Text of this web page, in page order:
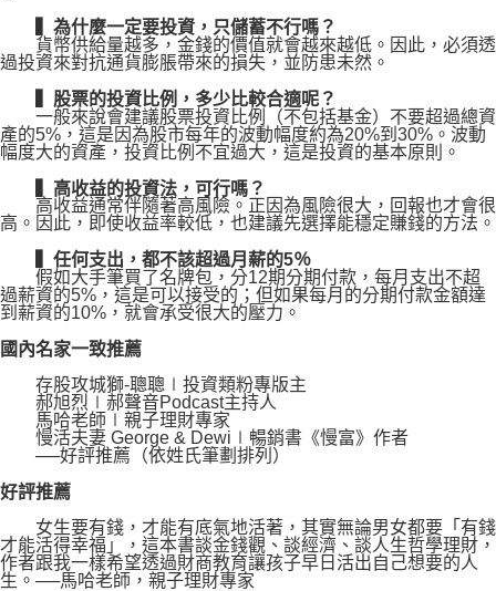
▍為什麼一定要投資，只儲蓄不行嗎？
貨幣供給量越多，金錢的價值就會越來越低。因此，必須透
過投資來對抗通貨膨脹帶來的損失，並防患未然。
▍股票的投資比例，多少比較合適呢？
一般來說會建議股票投資比例（不包括基金）不要超過總資
產的5%，這是因為股市每年的波動幅度約為20%到30%。波動
幅度大的資產，投資比例不宜過大，這是投資的基本原則。
▍高收益的投資法，可行嗎？
高收益通常伴隨著高風險。正因為風險很大，回報也才會很
高。因此，即使收益率較低，也建議先選擇能穩定賺錢的方法。
▍任何支出，都不該超過月薪的5％
假如大手筆買了名牌包，分12期分期付款，每月支出不超
過薪資的5%，這是可以接受的；但如果每月的分期付款金額達
到薪資的10%，就會承受很大的壓力。
國內名家一致推薦
存股攻城獅-聰聰∣投資類粉專版主
郝旭烈∣郝聲音Podcast主持人
馬哈老師∣親子理財專家
慢活夫妻 George & Dewi∣暢銷書《慢富》作者
──好評推薦（依姓氏筆劃排列）
好評推薦
女生要有錢，才能有底氣地活著，其實無論男女都要「有錢
才能活得幸福」，這本書談金錢觀、談經濟、談人生哲學理財，
作者跟我一樣希望透過財商教育讓孩子早日活出自己想要的人
生。──馬哈老師，親子理財專家